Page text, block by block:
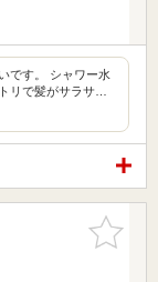
です。 シャワー水
リで髪がサラサ…
お気に入
りに追加